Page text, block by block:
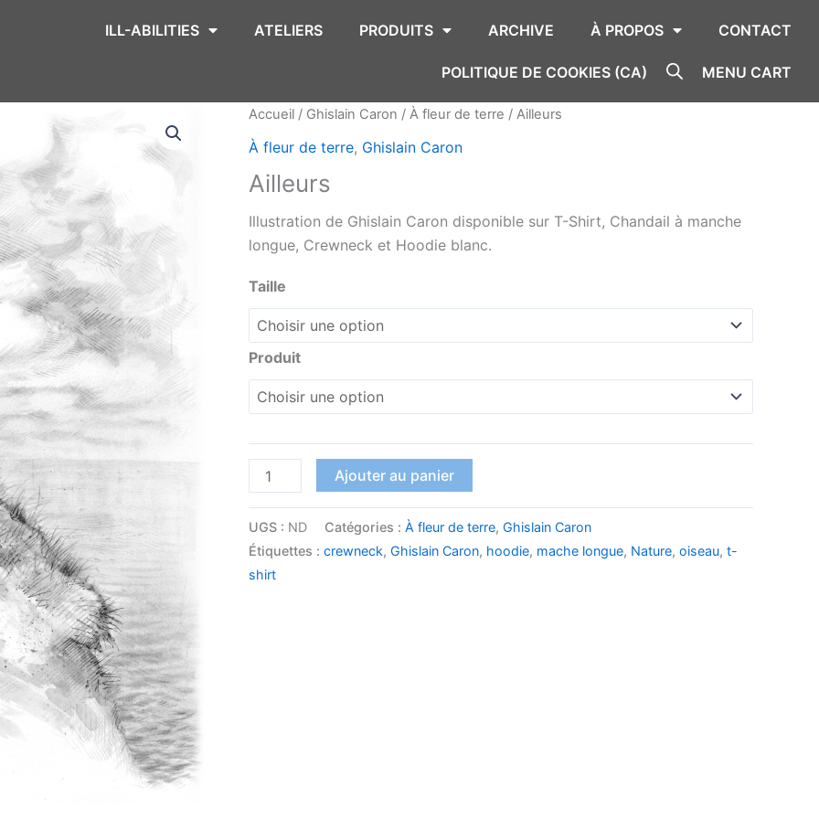
ILL-ABILITIES ATELIERS PRODUITS ARCHIVE À PROPOS CONTACT
POLITIQUE DE COOKIES (CA) MENU CART
Accueil / Ghislain Caron / À fleur de terre / Ailleurs
À fleur de terre, Ghislain Caron
Ailleurs
Illustration de Ghislain Caron disponible sur T-Shirt, Chandail à manche
longue, Crewneck et Hoodie blanc.
Taille
Produit
quantité
de
Ajouter au panier
UGS : ND Catégories : À fleur de terre, Ghislain Caron
Étiquettes : crewneck, Ghislain Caron, hoodie, mache longue, Nature, oiseau, t-
shirt